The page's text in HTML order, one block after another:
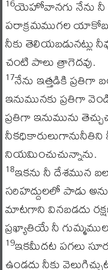
యెహోవానగు నేను నీ
పరాక్రమముగల
నీకు తెలియబడునట్లు
చంటి పాలు త్రాగెదవు.
17నేను ఇత్తడికి ప్రతిగా
ఇనుమునకు ప్రతిగా
ప్రతిగా ఇనుమును
నీకధికారులుగానునీతిని
నియమించుచున్నాను.
18ఇకను నీ దేశమున
సరిహద్దులలో పాడు
మాటగాని వినబడదు
ప్రఖ్యాతియే నీ
19ఇకమీదట పగలు
ఉండదు నీకు